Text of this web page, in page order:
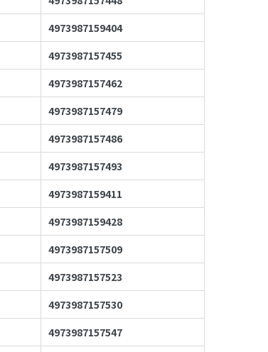
4973987159404
4973987157455
4973987157462
4973987157479
4973987157486
4973987157493
4973987159411
4973987159428
4973987157509
4973987157523
4973987157530
4973987157547